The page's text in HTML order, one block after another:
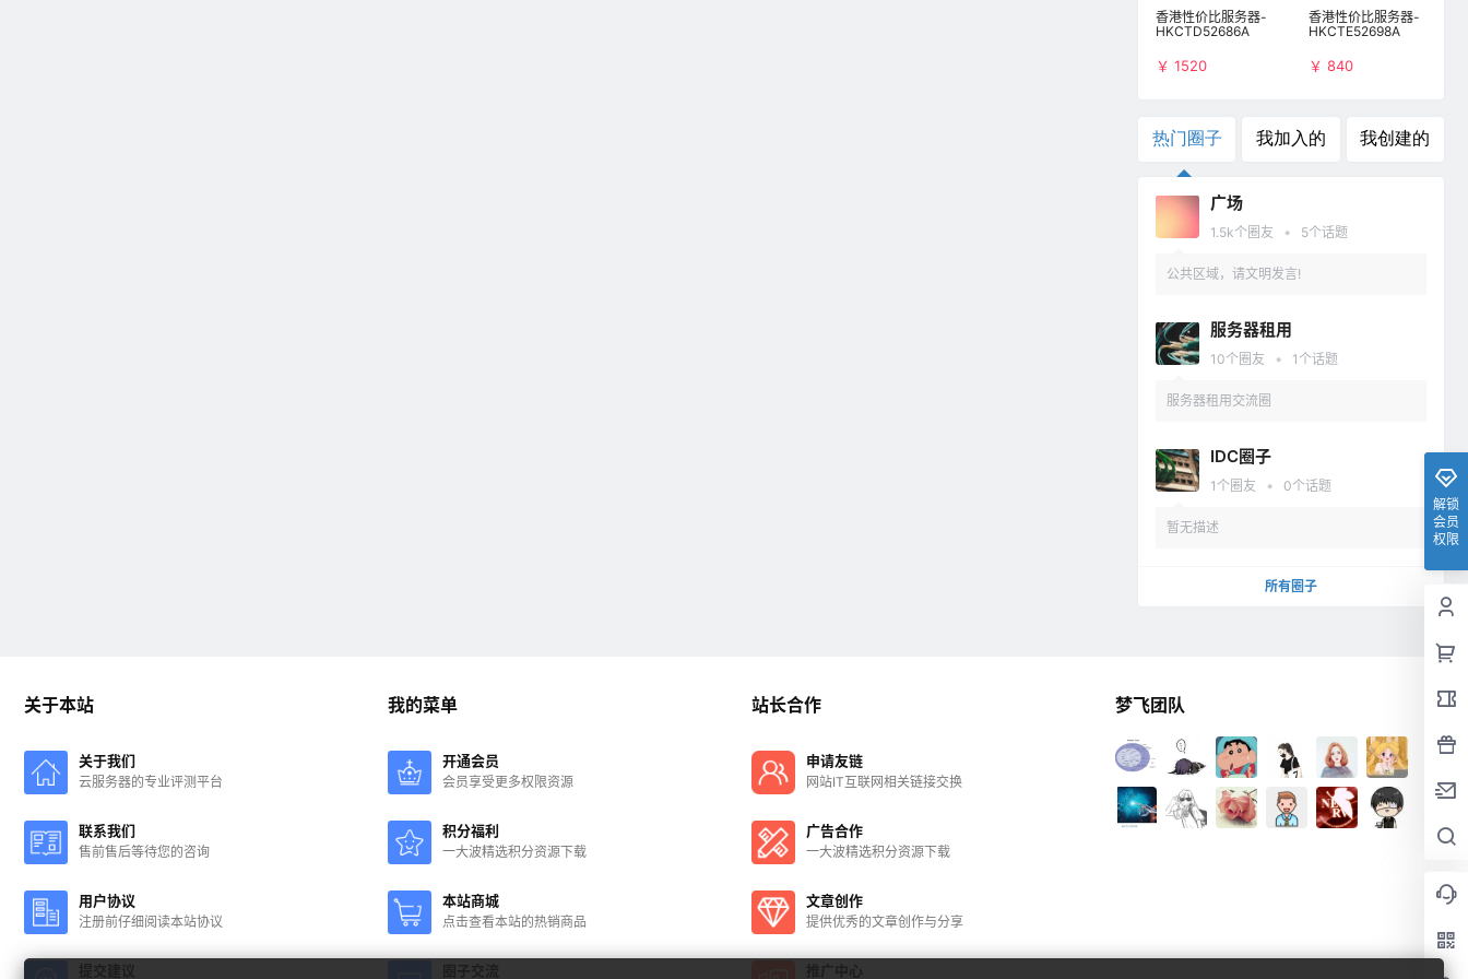
香港性价比服务器-
HKCTD52686A
￥ 1520
香港性价比服务器-
HKCTE52698A
￥ 840
热门圈子 我加入的 我创建的
广场
1.5k个圈友 • 5个话题
公共区域，请文明发言!
服务器租用
10个圈友 • 1 个话题
服务器租用交流圈
IDC圈子
1 个圈友 • 0个话题
暂无描述
所有圈子
解锁
会员
权限
关于本站
关于我们
云服务器的专业评测平台
联系我们
售前售后等待您的咨询
用户协议
注册前仔细阅读本站协议
提交建议
我的菜单
开通会员
会员享受更多权限资源
积分福利
一大波精选积分资源下载
本站商城
点击查看本站的热销商品
圈子交流
站长合作
申请友链
网站IT互联网相关链接交换
广告合作
一大波精选积分资源下载
文章创作
提供优秀的文章创作与分享
推广中心
梦飞团队